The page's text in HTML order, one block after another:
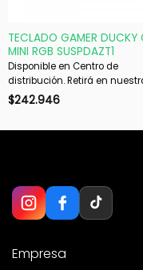
TECLADO GAMER DUCKY
MINI RGB SUSPDAZT1
Disponible en Centro de
distribución. Retirá en nuestras
sucursales en 48 hs hábiles.
$242.946
Empresa